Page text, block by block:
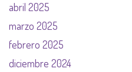
abril 2025
marzo 2025
febrero 2025
diciembre 2024